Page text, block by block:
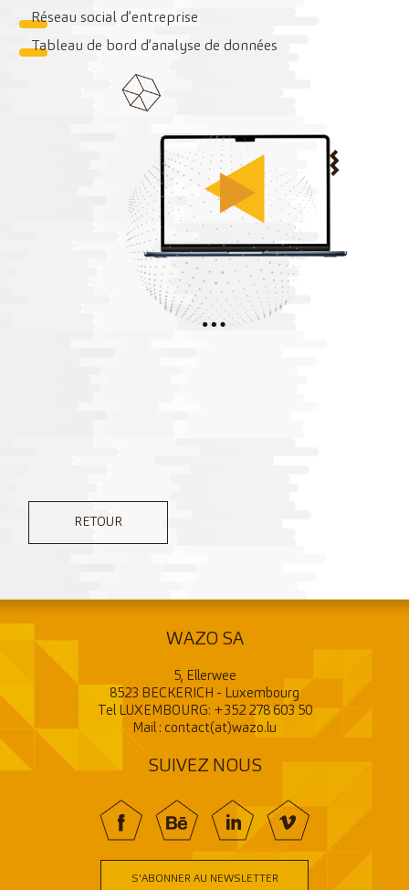
Réseau social d’entreprise
Tableau de bord d’analyse de données
RETOUR
WAZO SA
5, Ellerwee
8523 BECKERICH - Luxembourg
Tel LUXEMBOURG: +352 278 603 50
Mail : contact(at)wazo.lu
SUIVEZ NOUS
BE In V
S'ABONNER AU NEWSLETTER